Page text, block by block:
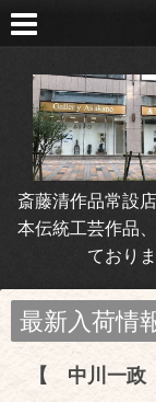
斎藤清作品常設
本伝統工芸作品
ており
最新入荷情
【 中川一